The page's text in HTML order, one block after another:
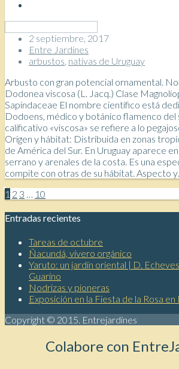
2 septiembre, 2017
Entre Jardines
arbustos, nativas de Uruguay
Arbusto con gran potencial ornamental.
Dodonea viscosa (L. Jacq.) Clase
Sapindaceae El nombre científico está
Dodoens, médico y botánico flamenco del
calificativo «viscosa» se refiere a lo
Origen y hábitat: Distribuida en zonas
de América del Sur. En Uruguay aparece
serrano y arenales de la costa. Es una
compite con otras de su hábitat. Aspecto
1 2 3 … 10
Entradas recientes
Tareas de octubre
Ñacundá, vivero orgánico
Yaruto: un jardín oriental | D.
Guarino
Nodrizas y pioneras
Exposición en la Fiesta de la Rosa
Copyright © 2015. Entrejardines
Colabore con